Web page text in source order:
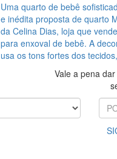
Uma quarto de bebê
e inédita proposta de quarto
da Celina Dias, loja que
para enxoval de bebê. A
usa os tons fortes dos
Vale a pena